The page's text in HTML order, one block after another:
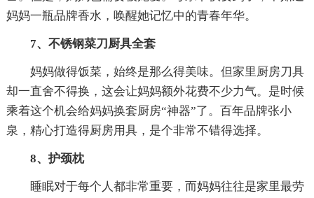
妈妈一瓶品牌香水，唤醒她记忆中的青春年华。
7、不锈钢菜刀厨具全套
妈妈做得饭菜，始终是那么得美味。但家里厨房刀具
却一直舍不得换，这会让妈妈额外花费不少力气。是时候
乘着这个机会给妈妈换套厨房“神器”了。百年品牌张小
泉，精心打造得厨房用具，是个非常不错得选择。
8、护颈枕
睡眠对于每个人都非常重要，而妈妈往往是家里最劳